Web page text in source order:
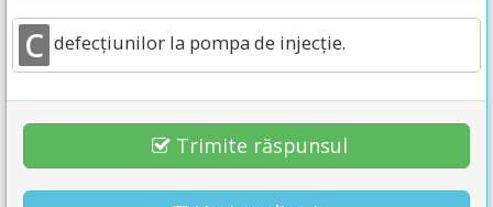
C defecţiunilor la pompa de injecţie.
Trimite răspunsul